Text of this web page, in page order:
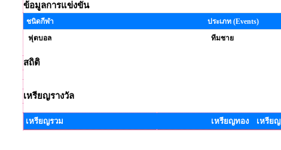
ข้อมูลการแข่งขัน
ชนิดกีฬา
ประเภท (Events)
ฟุตบอล
ทีมชาย
สถิติ
เหรียญรางวัล
เหรียญรวม เหรียญทอง เหรียญ